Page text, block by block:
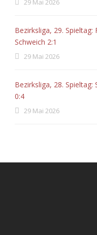
29 Mai 2026
Bezirksliga, 29. Spieltag:
Schweich 2:1
29 Mai 2026
Bezirksliga, 28. Spieltag:
0:4
29 Mai 2026